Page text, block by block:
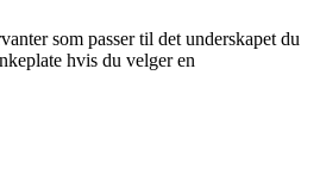
som passer til det underskapet du
hvis du velger en